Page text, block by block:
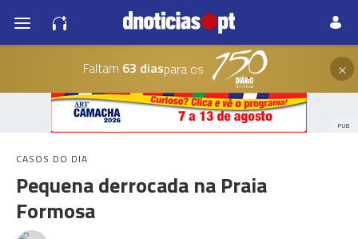
Faltam 63 diaspara os ×
PUB
CASOS DO DIA
Pequena derrocada na Praia
Formosa